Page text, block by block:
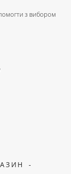
з вибором